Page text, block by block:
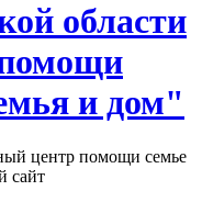
области
и дом"
центр помощи семье
сайт